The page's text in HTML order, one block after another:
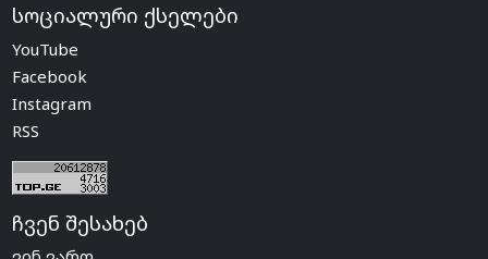
სოციალური ქსელები
YouTube
Facebook
Instagram
RSS
ჩვენ შესახებ